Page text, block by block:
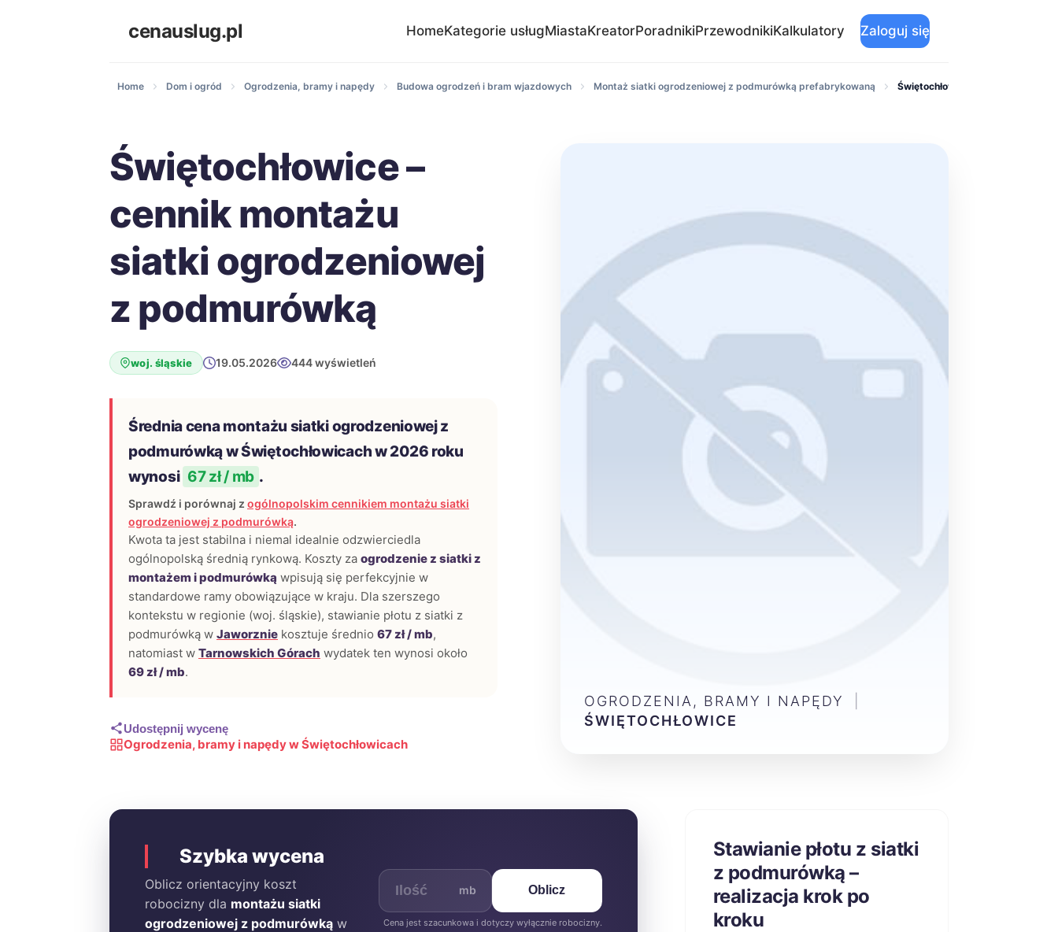
cenauslug.pl HomeKategorie usługMiastaKreatorPoradnikiPrzewodnikiKalkulatory Zaloguj się
Home Dom i ogród Ogrodzenia, bramy i napędy Budowa ogrodzeń i bram wjazdowych Montaż siatki ogrodzeniowej z podmurówką prefabrykowaną Świętochłowice
Świętochłowice –
cennik montażu
siatki ogrodzeniowej
z podmurówką
woj. śląskie 19.05.2026 444 wyświetleń
Średnia cena montażu siatki ogrodzeniowej z
podmurówką w Świętochłowicach w 2026 roku
wynosi 67 zł / mb .
Sprawdź i porównaj z ogólnopolskim cennikiem montażu siatki
ogrodzeniowej z podmurówką.
Kwota ta jest stabilna i niemal idealnie odzwierciedla
ogólnopolską średnią rynkową. Koszty za ogrodzenie z siatki z
montażem i podmurówką wpisują się perfekcyjnie w
standardowe ramy obowiązujące w kraju. Dla szerszego
kontekstu w regionie (woj. śląskie), stawianie płotu z siatki z
podmurówką w Jaworznie kosztuje średnio 67 zł / mb,
natomiast w Tarnowskich Górach wydatek ten wynosi około
69 zł / mb.
Udostępnij wycenę
Ogrodzenia, bramy i napędy w Świętochłowicach
OGRODZENIA, BRAMY I NAPĘDY
ŚWIĘTOCHŁOWICE
Szybka wycena
Oblicz orientacyjny koszt
robocizny dla montażu siatki
ogrodzeniowej z podmurówką w
mb Oblicz
Cena jest szacunkowa i dotyczy wyłącznie robocizny.
Stawianie płotu z siatki
z podmurówką –
realizacja krok po
kroku